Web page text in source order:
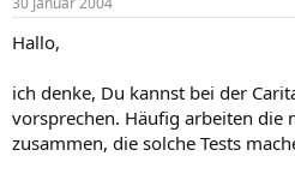
Hallo,
ich denke, Du kannst bei der
vorsprechen. Häufig arbeiten die
zusammen, die solche Tests